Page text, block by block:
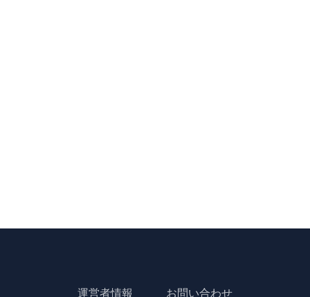
運営者情報 お問い合わせ